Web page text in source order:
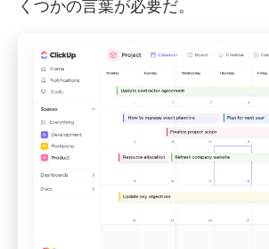
くつかの言葉が必要だ。